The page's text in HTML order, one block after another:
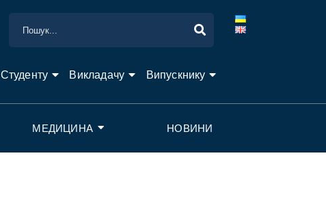
Студенту Викладачу Випускнику
МЕДИЦИНА НОВИНИ